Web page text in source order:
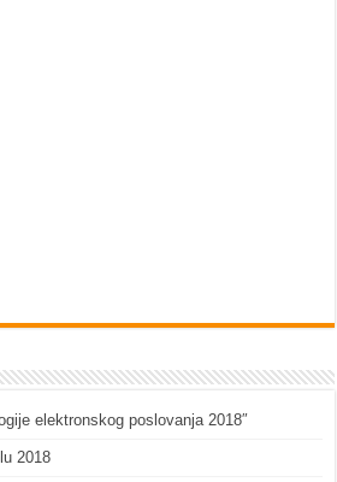
elektronskog poslovanja 2018″
2018